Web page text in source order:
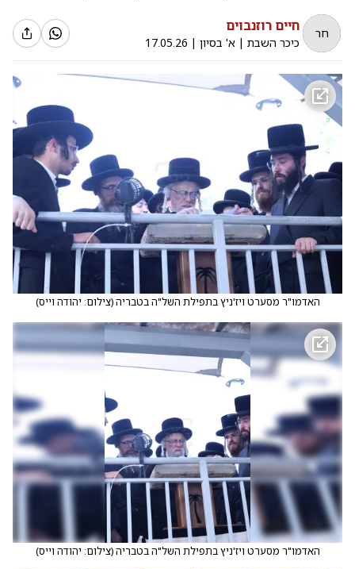
חר חיים רוזנבוים
כיכר השבת | א' בסיון |
17.05.26
האדמו"ר מסערט ויז'ניץ בתפילת השל"ה בטבריה(צילום: יהודה וייס)
האדמו"ר מסערט ויז'ניץ בתפילת השל"ה בטבריה(צילום: יהודה וייס)